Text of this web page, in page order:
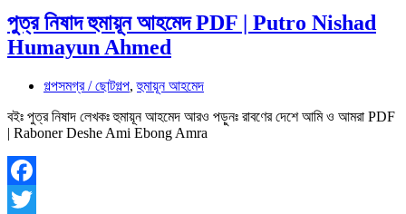
পুত্র নিষাদ হুমায়ূন আহমেদ PDF | Putro Nishad
Humayun Ahmed
গল্পসমগ্র / ছোটগল্প,হুমায়ূন আহমেদ
বইঃ পুত্র নিষাদ লেখকঃ হুমায়ূন আহমেদ আরও পড়ুনঃ রাবণের দেশে আমি ও আমরা PDF
| Raboner Deshe Ami Ebong Amra
Facebook